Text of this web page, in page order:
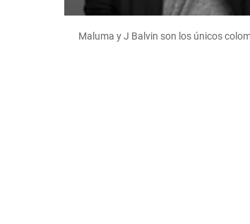
Maluma y J Balvin son los únicos